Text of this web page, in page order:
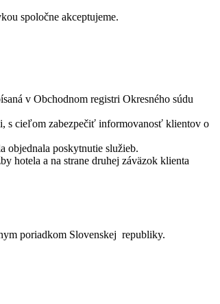
spoločne akceptujeme.
v Obchodnom registri Okresného súdu
s cieľom zabezpečiť informovanosť klientov o
objednala poskytnutie služieb.
hotela a na strane druhej záväzok klienta
poriadkom Slovenskej republiky.